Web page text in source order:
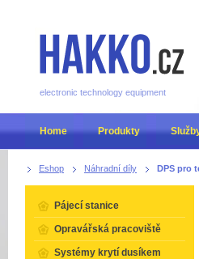
Eshop Náhradní díly DPS pro
Pájecí stanice
Opravářská pracoviště
Systémy krytí dusíkem
electronic technology equipment
Home Produkty